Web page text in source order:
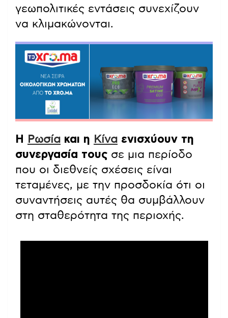
γεωπολιτικές εντάσεις συνεχίζουν
να κλιμακώνονται.
Η Ρωσία και η Κίνα ενισχύουν τη
συνεργασία τους σε μια περίοδο
που οι διεθνείς σχέσεις είναι
τεταμένες, με την προσδοκία ότι οι
συναντήσεις αυτές θα συμβάλλουν
στη σταθερότητα της περιοχής.